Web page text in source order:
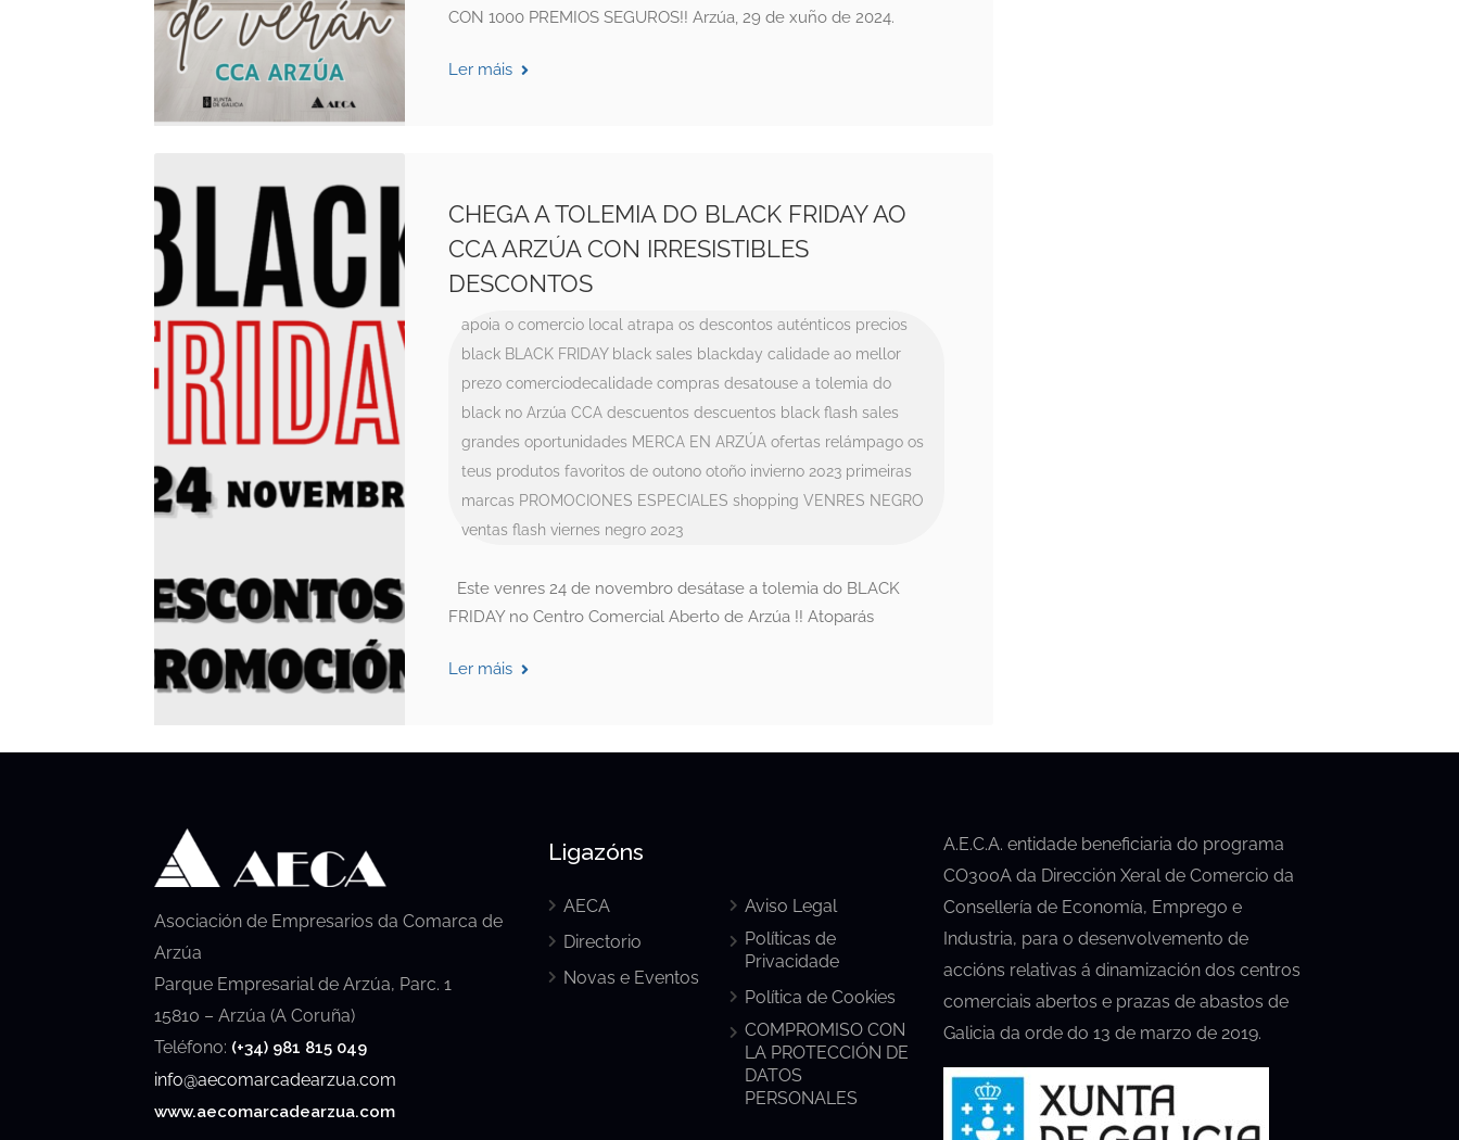
CON 1000 PREMIOS SEGUROS!! Arzúa, 29 de xuño de 2024.
Ler máis
CHEGA A TOLEMIA DO BLACK FRIDAY AO
CCA ARZÚA CON IRRESISTIBLES
DESCONTOS
apoia o comercio local atrapa os descontos auténticos precios
black BLACK FRIDAY black sales blackday calidade ao mellor
prezo comerciodecalidade compras desatouse a tolemia do
black no Arzúa CCA descuentos descuentos black flash sales
grandes oportunidades MERCA EN ARZÚA ofertas relámpago os
teus produtos favoritos de outono otoño invierno 2023 primeiras
marcas PROMOCIONES ESPECIALES shopping VENRES NEGRO
ventas flash viernes negro 2023
Este venres 24 de novembro desátase a tolemia do BLACK
FRIDAY no Centro Comercial Aberto de Arzúa !! Atoparás
Ler máis
Asociación de Empresarios da Comarca de
Arzúa
Parque Empresarial de Arzúa, Parc. 1
15810 – Arzúa (A Coruña)
Teléfono: (+34) 981 815 049
info@aecomarcadearzua.com
www.aecomarcadearzua.com
Ligazóns
AECA
Directorio
Novas e Eventos
Aviso Legal
Políticas de
Privacidade
Política de Cookies
COMPROMISO CON
LA PROTECCIÓN DE
DATOS
PERSONALES
A.E.C.A. entidade beneficiaria do programa
CO300A da Dirección Xeral de Comercio da
Consellería de Economía, Emprego e
Industria, para o desenvolvemento de
accións relativas á dinamización dos centros
comerciais abertos e prazas de abastos de
Galicia da orde do 13 de marzo de 2019.